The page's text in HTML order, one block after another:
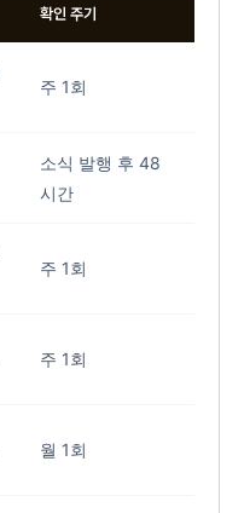
확인 주기
주 1회
소식 발행 후 48
시간
주 1회
주 1회
월 1회